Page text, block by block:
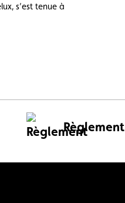
s’est tenue à
Règlement